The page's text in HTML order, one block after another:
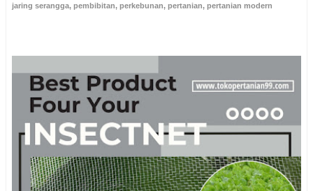
jaring serangga, pembibitan, perkebunan, pertanian, pertanian modern